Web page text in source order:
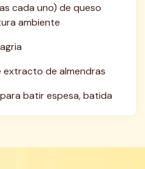
cada uno) de queso
ambiente
extracto de almendras
batir espesa, batida